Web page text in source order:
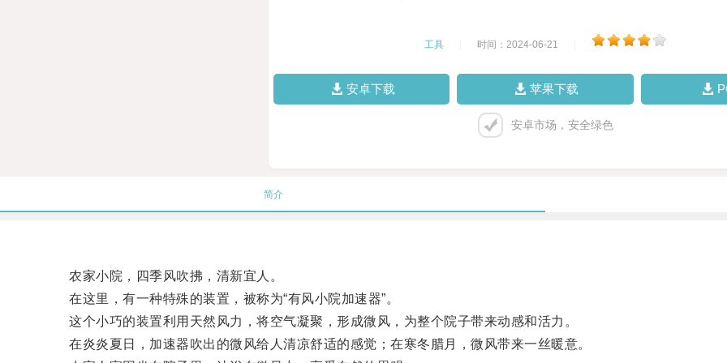
工具 时间：2024-06-21
安卓下载 苹果下载
安卓市场，安全绿色
简介
农家小院，四季风吹拂，清新宜人。
在这里，有一种特殊的装置，被称为“有风小院加速器”。
这个小巧的装置利用天然风力，将空气凝聚，形成微风，为整个院子带来动感和活力。
在炎炎夏日，加速器吹出的微风给人清凉舒适的感觉；在寒冬腊月，微风带来一丝暖意。